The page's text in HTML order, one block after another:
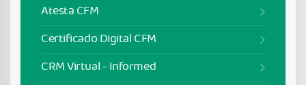
Atesta CFM
Certificado Digital CFM
CRM Virtual - Informed